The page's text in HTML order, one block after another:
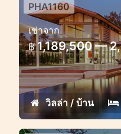
6 bedroom
Nga
Premium class
excellent for
Phuket
PHA1160
เช่าจาก
฿ 1,189,500 —
วิลล่า / บ้าน